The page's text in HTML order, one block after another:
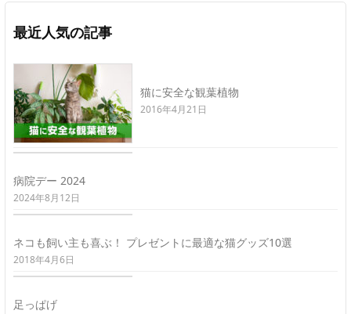
最近人気の記事
猫に安全な観葉植物
2016年4月21日
病院デー 2024
2024年8月12日
ネコも飼い主も喜ぶ！ プレゼントに最適な猫グッズ10選
2018年4月6日
足っぱげ